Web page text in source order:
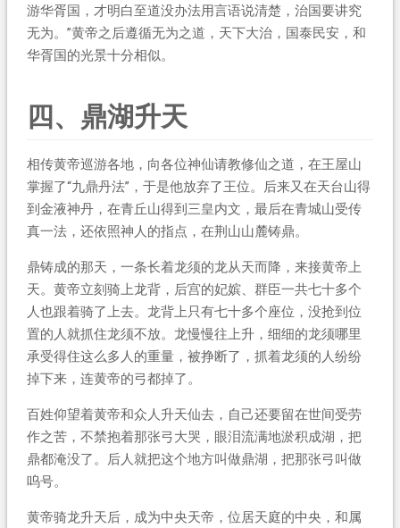
游华胥国，才明白至道没办法用言语说清楚，治国要讲究
无为。”黄帝之后遵循无为之道，天下大治，国泰民安，和
华胥国的光景十分相似。
四、鼎湖升天
相传黄帝巡游各地，向各位神仙请教修仙之道，在王屋山
掌握了“九鼎丹法”，于是他放弃了王位。后来又在天台山得
到金液神丹，在青丘山得到三皇内文，最后在青城山受传
真一法，还依照神人的指点，在荆山山麓铸鼎。
鼎铸成的那天，一条长着龙须的龙从天而降，来接黄帝上
天。黄帝立刻骑上龙背，后宫的妃嫔、群臣一共七十多个
人也跟着骑了上去。龙背上只有七十多个座位，没抢到位
置的人就抓住龙须不放。龙慢慢往上升，细细的龙须哪里
承受得住这么多人的重量，被挣断了，抓着龙须的人纷纷
掉下来，连黄帝的弓都掉了。
百姓仰望着黄帝和众人升天仙去，自己还要留在世间受劳
作之苦，不禁抱着那张弓大哭，眼泪流满地淤积成湖，把
鼎都淹没了。后人就把这个地方叫做鼎湖，把那张弓叫做
呜号。
黄帝骑龙升天后，成为中央天帝，位居天庭的中央，和属